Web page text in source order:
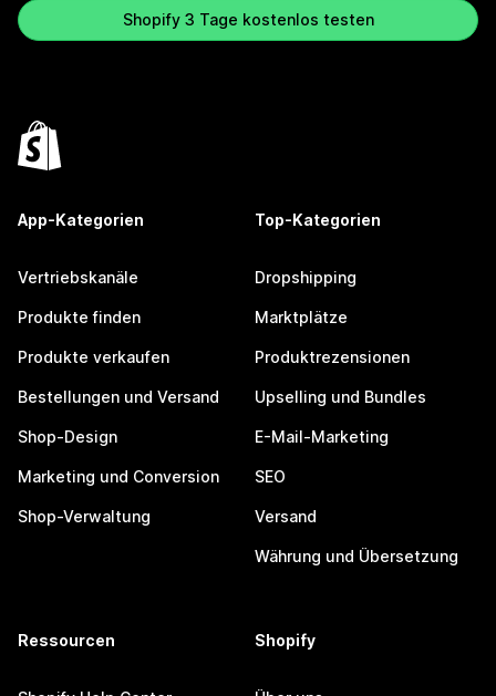
Shopify 3 Tage kostenlos testen
App-Kategorien
Vertriebskanäle
Produkte finden
Produkte verkaufen
Bestellungen und Versand
Shop-Design
Marketing und Conversion
Shop-Verwaltung
Top-Kategorien
Dropshipping
Marktplätze
Produktrezensionen
Upselling und Bundles
E-Mail-Marketing
SEO
Versand
Währung und Übersetzung
Ressourcen Shopify